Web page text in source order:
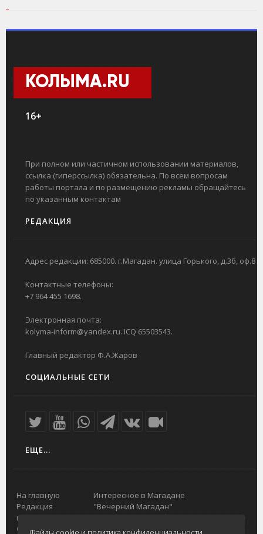
КОЛЫМА.RU
16+
При полном или частичном использовании материалов,
ссылка (гиперссылка) обязательна. По всем вопросам
работы портала и по размещению рекламы обращайтесь
по указанным контактам
РЕДАКЦИЯ
Адрес редакции: 685000. г.Магадан. улица Горького, д.3б, оф.8
Контактные телефоны:
+7 964 455 1698.
Электронная почта:
kolyma-inform@yandex.ru. ICQ 65503543.
Главный редактор Ф.А.Жаров
СОЦИАЛЬНЫЕ СЕТИ
ЕЩЕ...
На главную
Редакция
портала
О проекте
Интересное в Магадане
"Вечерний Магадан"
Городская доска объявлений